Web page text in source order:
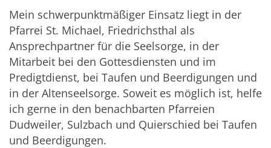
Mein schwerpunktmäßiger Einsatz liegt in der
Pfarrei St. Michael, Friedrichsthal als
Ansprechpartner für die Seelsorge, in der
Mitarbeit bei den Gottesdiensten und im
Predigtdienst, bei Taufen und Beerdigungen und
in der Altenseelsorge. Soweit es möglich ist, helfe
ich gerne in den benachbarten Pfarreien
Dudweiler, Sulzbach und Quierschied bei Taufen
und Beerdigungen.